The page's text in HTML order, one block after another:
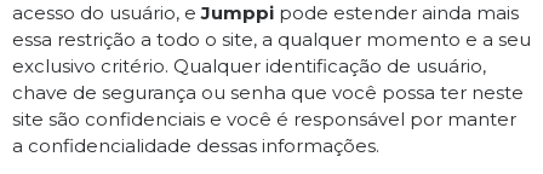
acesso do usuário, eJumppi pode estender ainda mais
essa restrição a todo o site, a qualquer momento e a seu
exclusivo critério. Qualquer identificação de usuário,
chave de segurança ou senha que você possa ter neste
site são confidenciais e você é responsável por manter
a confidencialidade dessas informações.